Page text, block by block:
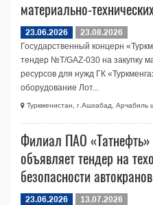
материально-
23.06.2026
23.08.2026
Государственный концерн
тендер №T/GAZ-030 на закупку
ресурсов для нужд ГК
оборудование Лот...
Туркменистан, г.Ашхабад, Арчабиль
Филиал ПАО «Татнефть»
объявляет тендер на
безопасности автокранов
23.06.2026
13.07.2026